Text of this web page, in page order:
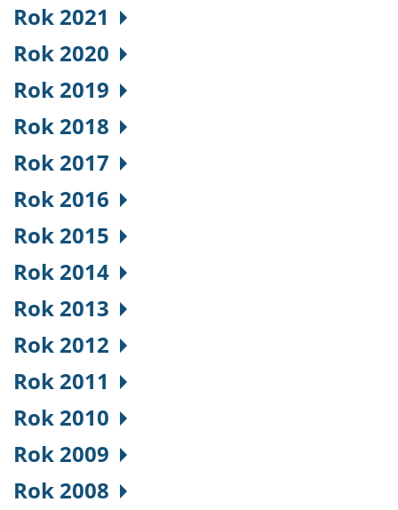
Rok 2021
Rok 2020
Rok 2019
Rok 2018
Rok 2017
Rok 2016
Rok 2015
Rok 2014
Rok 2013
Rok 2012
Rok 2011
Rok 2010
Rok 2009
Rok 2008